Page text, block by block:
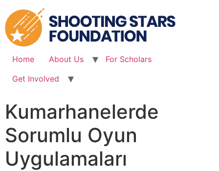
to
content
Home About Us
For Scholars
Get Involved
Kumarhanelerde
Sorumlu Oyun
Uygulamaları